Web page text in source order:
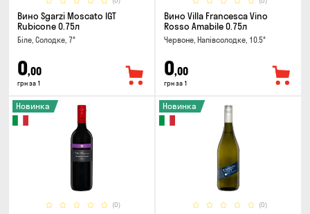
Вино Sgarzi Moscato IGT
Rubicone 0.75л
Біле, Солодке, 7°
0,00
грн за 1
Вино Villa Francesca Vino
Rosso Amabile 0.75л
Червоне, Напівсолодке, 10.5°
0,00
грн за 1
(0)
Новинка
(0)
Новинка